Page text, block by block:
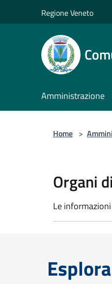
Regione Veneto
Amministrazione
Home >
Organi
Le